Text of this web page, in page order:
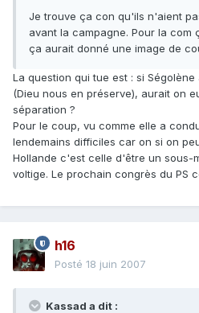
Je trouve ça con qu'ils n'aient
avant la campagne. Pour la com
ça aurait donné une image de
La question qui tue est : si
(Dieu nous en préserve), aurait on
séparation ?
Pour le coup, vu comme elle a
lendemains difficiles car on si on
Hollande c'est celle d'être un sous-
voltige. Le prochain congrès du PS
h16
Posté 18 juin 2007
Kassad a dit :